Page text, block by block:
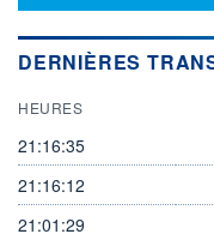
DERNIÈRES
HEURES
21:16:35
21:16:12
21:01:29